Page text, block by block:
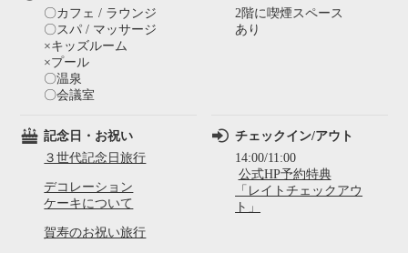
〇カフェ / ラウンジ
〇スパ / マッサージ
×キッズルーム
×プール
〇温泉
〇会議室
2階に喫煙スペース
あり
記念日・お祝い
３世代記念日旅行
デコレーション
ケーキについて
賀寿のお祝い旅行
チェックイン/アウト
14:00/11:00
公式HP予約特典
「レイトチェックアウ
ト」